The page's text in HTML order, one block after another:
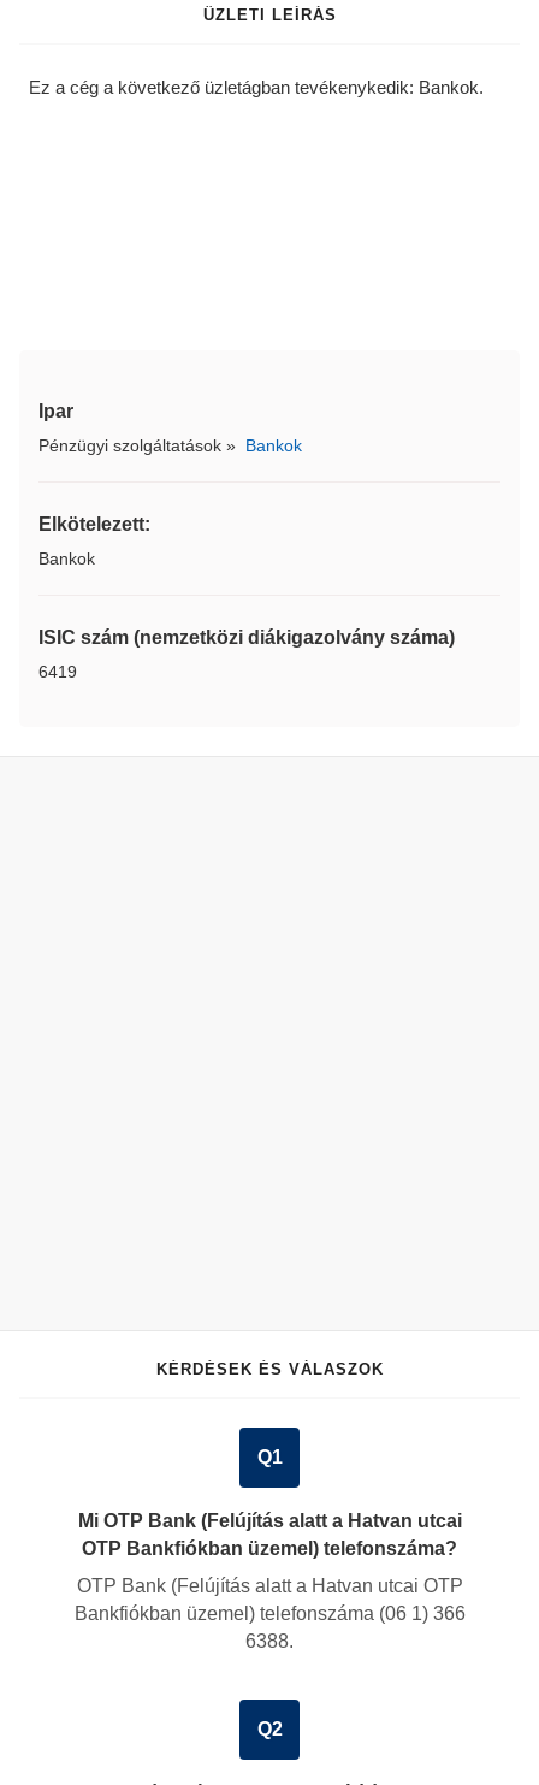
ÜZLETI LEÍRÁS
Ez a cég a következő üzletágban tevékenykedik: Bankok.
Ipar
Pénzügyi szolgáltatások » Bankok
Elkötelezett:
Bankok
ISIC szám (nemzetközi diákigazolvány száma)
6419
KÉRDÉSEK ÉS VÁLASZOK
Q1
Mi OTP Bank (Felújítás alatt a Hatvan utcai
OTP Bankfiókban üzemel) telefonszáma?
OTP Bank (Felújítás alatt a Hatvan utcai OTP
Bankfiókban üzemel) telefonszáma (06 1) 366
6388.
Q2